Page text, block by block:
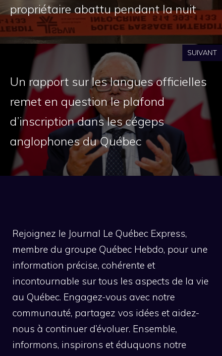
propriétaire abattu pendant la nuit
SUIVANT
Un rapport sur les langues officielles
remet en question le plafond
d’inscription dans les cégeps
anglophones du Québec
Rejoignez le Journal Le Québec Express,
membre du groupe Québec Hebdo, pour une
information précise, cohérente et
incontournable sur tous les aspects de la vie
au Québec. Engagez-vous avec notre
communauté, partagez vos idées et aidez-
nous à continuer d’évoluer. Ensemble,
informons, inspirons et éduquons notre